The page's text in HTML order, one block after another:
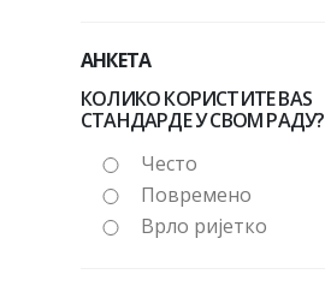
АНКЕТА
КОЛИКО КОРИСТИТЕ BAS
СТАНДАРДЕ У СВОМ РАДУ?
Често
Повремено
Врло ријетко